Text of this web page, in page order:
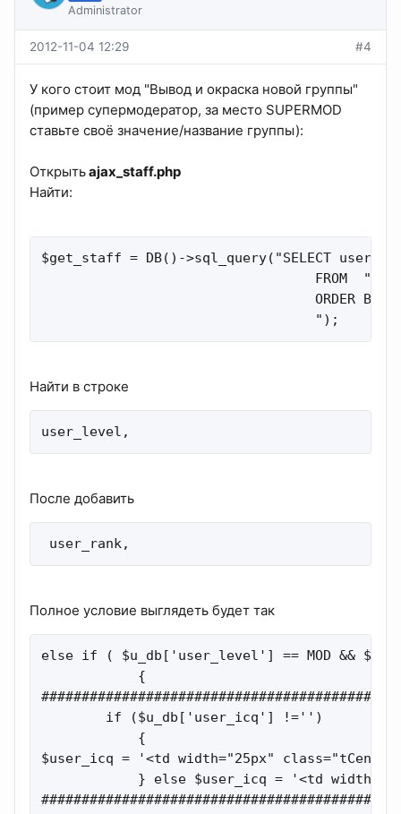
Administrator
2012-11-04 12:29 #4
У кого стоит мод "Вывод и окраска новой группы"
(пример супермодератор, за место SUPERMOD
ставьте своё значение/название группы):
Открытьajax_staff.php
Найти:
$get_staff = DB()->sql_query("SELECT
FROM
ORDER BY
                                  ");
Найти в строке
user_level,
После добавить
user_rank,
Полное условие выглядеть будет так
else if ( $u_db['user_level'] == MOD &&
            {
        if ($u_db['user_icq'] !='')
            {
$user_icq = '<td width="25px"
} else $user_icq = '<td